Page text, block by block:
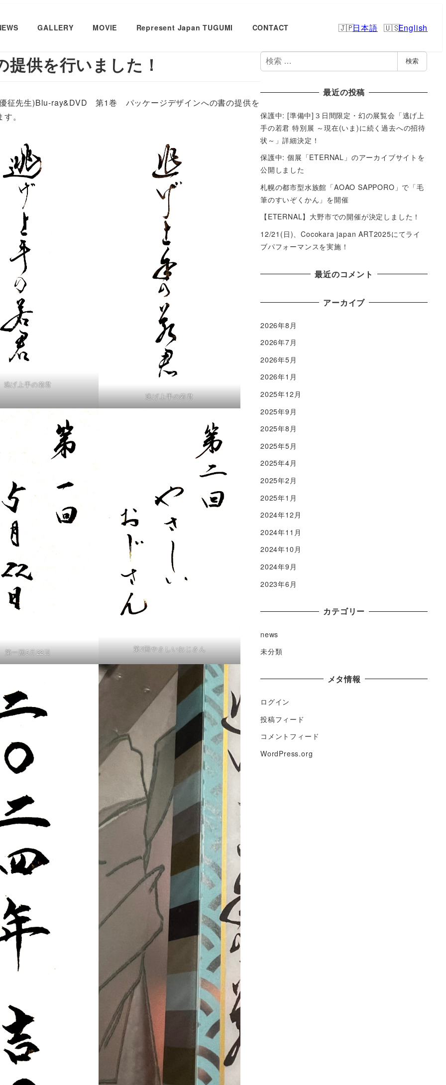
GALLERY MOVIE Represent Japan TUGUMI CONTACT English
日本語
供を行いました！
征先生)Blu-ray&DVD 第1巻 パッケージデザインへの書の提供を
。
逃げ上手の若君
逃げ上手の若君
第一回5月22日 第2回やさしいおじさん
検
索
検索
最近の投稿
保護中: [準備中]３日間限定・幻の展覧会「逃げ上
手の若君 特別展 ～現在(いま)に続く過去への招待
状～」詳細決定！
保護中: 個展「ETERNAL」のアーカイブサイトを
公開しました
札幌の都市型水族館「AOAO SAPPORO」で「毛
筆のすいぞくかん」を開催
【ETERNAL】大野市での開催が決定しました！
12/21(日)、Cocokara japan ART2025にてライ
ブパフォーマンスを実施！
最近のコメント
アーカイブ
2026年8月
2026年7月
2026年5月
2026年1月
2025年12月
2025年9月
2025年8月
2025年5月
2025年4月
2025年2月
2025年1月
2024年12月
2024年11月
2024年10月
2024年9月
2023年6月
カテゴリー
news
未分類
メタ情報
ログイン
投稿フィード
コメントフィード
WordPress.org